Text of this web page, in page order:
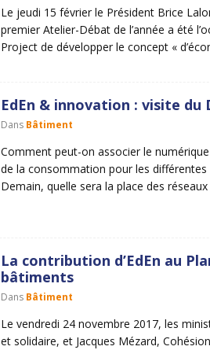
Le jeudi 15 février le Président Brice
premier Atelier-Débat de l’année a été
Project de développer le concept «
EdEn & innovation : visite du
Dans Bâtiment
Comment peut-on associer le
de la consommation pour les
Demain, quelle sera la place des réseaux
La contribution d’EdEn au
bâtiments
Dans Bâtiment
Le vendredi 24 novembre 2017, les
et solidaire, et Jacques Mézard,